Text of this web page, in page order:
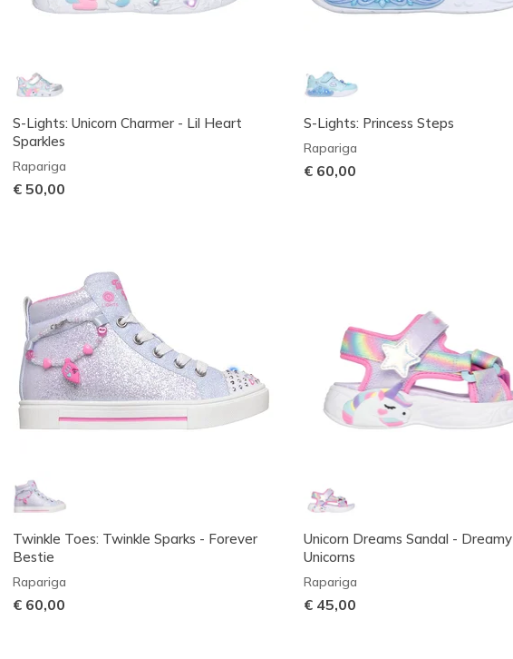
S-Lights: Unicorn Charmer - Lil Heart
Sparkles
Rapariga
€ 50,00
S-Lights: Princess Steps
Rapariga
€ 60,00
Twinkle Toes: Twinkle Sparks - Forever
Bestie
Rapariga
€ 60,00
Unicorn Dreams Sandal - Dreamy
Unicorns
Rapariga
€ 45,00